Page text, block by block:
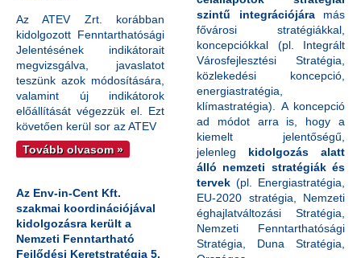
Az ATEV Zrt. korábban
kidolgozott Fenntarthatósági
Jelentésének indikátorait
megvizsgálva, javaslatot
teszünk azok módosítására,
valamint új indikátorok
előállítását végezzük el. Ezt
követően kerül sor az ATEV
Tovább olvasom »
Az Env-in-Cent Kft.
szakmai koordinációjával
kidolgozásra került a
Nemzeti Fenntartható
Fejlődési Keretstratégia 5.
szintű integrációjáramás
fővárosi stratégiákkal,
koncepciókkal (pl. Integrált
Városfejlesztési Stratégia,
közlekedési koncepció,
energiastratégia,
klímastratégia). A koncepció
ad módot arra is, hogy a
kiemelt jelentőségű,
jelenleg kidolgozás alatt
álló nemzeti stratégiák és
tervek (pl. Energiastratégia,
EU-2020 stratégia, Nemzeti
éghajlatváltozási Stratégia,
Nemzeti Fenntarthatósági
Stratégia, Duna Stratégia,